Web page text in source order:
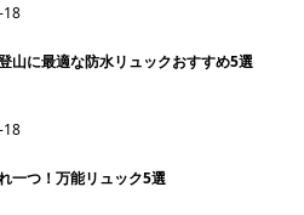
18
山に最適な防水リュックおすすめ5選
18
一つ！万能リュック5選